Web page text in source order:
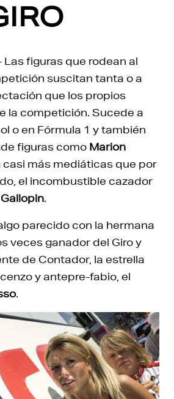
Las figuras que rodean al
suscitan tanta o a
que los propios
la competición. Sucede a
o en Fórmula 1 y también
figuras como Marion
casi más mediáticas que por
el incombustible cazador
.
parecido con la hermana
veces ganador del Giro y
de Contador, la estrella
y antepre-fabio, el
.